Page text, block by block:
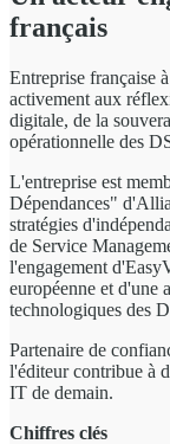
français
Entreprise française
activement aux
digitale, de la
opérationnelle des
L'entreprise est
Dépendances"
stratégies
de Service
l'engagement
européenne et d'une
technologiques des
Partenaire de
l'éditeur contribue à
IT de demain.
Chiffres clés